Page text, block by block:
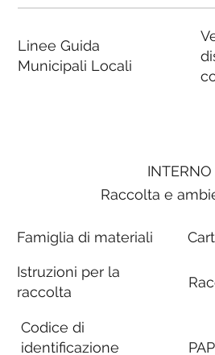
Linee Guida
Municipali Locali
INTERNO
Raccolta e
Famiglia di materiali
Istruzioni per la
raccolta
Codice di
identificazione